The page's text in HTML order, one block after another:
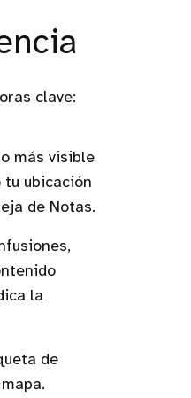
clave:
más visible
ubicación
de Notas.
la
de